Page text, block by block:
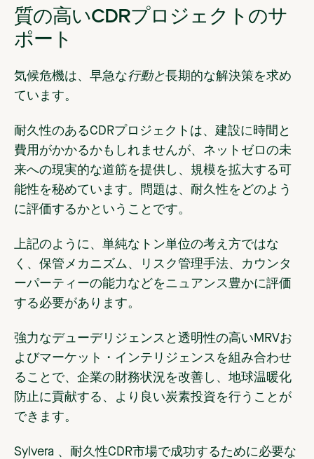
質の高いCDRプロジェクトのサ
ポート
気候危機は、早急な行動と長期的な解決策を求め
ています。
耐久性のあるCDRプロジェクトは、建設に時間と
費用がかかるかもしれませんが、ネットゼロの未
来への現実的な道筋を提供し、規模を拡大する可
能性を秘めています。問題は、耐久性をどのよう
に評価するかということです。
上記のように、単純なトン単位の考え方ではな
く、保管メカニズム、リスク管理手法、カウンタ
ーパーティーの能力などをニュアンス豊かに評価
する必要があります。
強力なデューデリジェンスと透明性の高いMRVお
よびマーケット・インテリジェンスを組み合わせ
ることで、企業の財務状況を改善し、地球温暖化
防止に貢献する、より良い炭素投資を行うことが
できます。
Sylvera 、耐久性CDR市場で成功するために必要な